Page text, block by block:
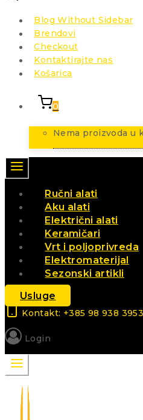
Blog Without Sidebar
Brendovi
Checkout
Kontaktirajte nas
Košarica
0
Nema proizvoda u
Ručni alati
Aku alati
Električni alati
Keramičari
Vrt i poljoprivreda
Elektromaterijal
Sezonski artikli
Usluge
Kontakt: +385 98 938 3953
Login